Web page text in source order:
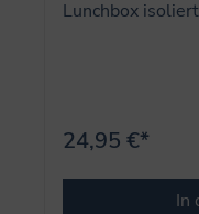
Lunchbox
24,95 €*
In